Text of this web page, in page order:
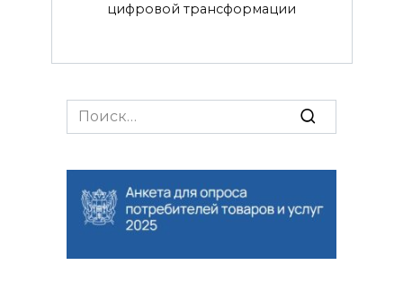
цифровой трансформации
Search
for: